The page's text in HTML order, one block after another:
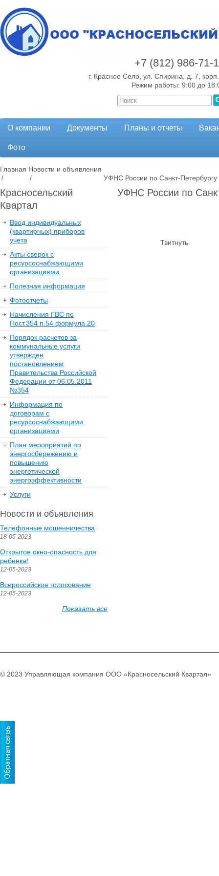
+7 (812) 986-71-
г. Красное Село, ул. Спирина, д. 7,
Режим работы: 9:00 до
О компании Документы Планы и отчеты
Фото
Главная
/
Новости и объявления
/
УФНС России по Санкт-
Красносельский
Квартал
Ввод индивидуальных
(квартирных) приборов
учета
Акты сверок с
ресурсоснабжающими
организациями
Полезная информация
Фотоотчеты
Начисления ГВС по
Пост.354 п.54 формула 20
Порядок расчетов за
коммунальные услуги
утвержден
постановлением
Правительства Российской
Федерации от 06.05.2011
№354
Информация по
договорам с
ресурсоснабжающими
организациями
План мероприятий по
энергосбережению и
повышению
энергетической
энергоэффективности
Услуги
Новости и объявления
Телефонные мошенничества
18-05-2023
Открытое окно-опасность для
ребенка!
12-05-2023
Всероссийское голосование
12-05-2023
Показать все
УФНС России по
Твитнуть
© 2023 Управляющая компания ООО «Красносельский Квартал»